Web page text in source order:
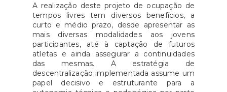
A realização deste projeto de ocupação de
tempos livres tem diversos benefícios, a
curto e médio prazo, desde apresentar as
mais diversas modalidades aos jovens
participantes, até à captação de futuros
atletas e ainda assegurar a continuidades
das mesmas. A estratégia de
descentralização implementada assume um
papel decisivo e estruturante para a